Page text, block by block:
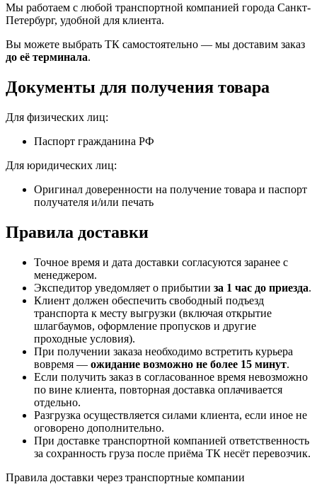
Мы работаем с любой транспортной компанией города Санкт-
Петербург, удобной для клиента.
Вы можете выбрать ТК самостоятельно — мы доставим заказ
до её терминала.
Документы для получения товара
Для физических лиц:
Паспорт гражданина РФ
Для юридических лиц:
Оригинал доверенности на получение товара и паспорт
получателя и/или печать
Правила доставки
Точное время и дата доставки согласуются заранее с
менеджером.
Экспедитор уведомляет о прибытии за 1 час до приезда.
Клиент должен обеспечить свободный подъезд
транспорта к месту выгрузки (включая открытие
шлагбаумов, оформление пропусков и другие
проходные условия).
При получении заказа необходимо встретить курьера
вовремя — ожидание возможно не более 15 минут.
Если получить заказ в согласованное время невозможно
по вине клиента, повторная доставка оплачивается
отдельно.
Разгрузка осуществляется силами клиента, если иное не
оговорено дополнительно.
При доставке транспортной компанией ответственность
за сохранность груза после приёма ТК несёт перевозчик.
Правила доставки через транспортные компании